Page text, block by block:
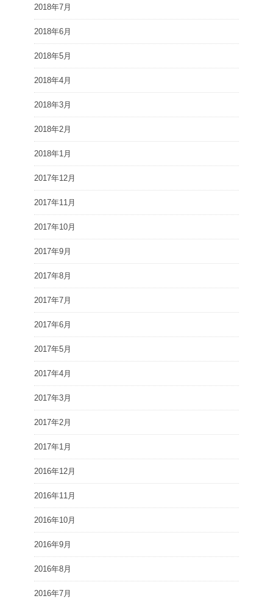
2018年7月
2018年6月
2018年5月
2018年4月
2018年3月
2018年2月
2018年1月
2017年12月
2017年11月
2017年10月
2017年9月
2017年8月
2017年7月
2017年6月
2017年5月
2017年4月
2017年3月
2017年2月
2017年1月
2016年12月
2016年11月
2016年10月
2016年9月
2016年8月
2016年7月